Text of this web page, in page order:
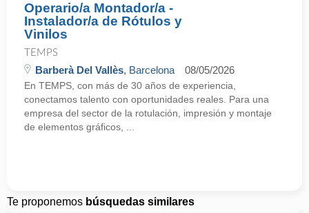
Operario/a Montador/a -
Instalador/a de Rótulos y
Vinilos
TEMPS
Barberà Del Vallès, Barcelona 08/05/2026
En TEMPS, con más de 30 años de experiencia,
conectamos talento con oportunidades reales. Para una
empresa del sector de la rotulación, impresión y montaje
de elementos gráficos, ...
Te proponemos búsquedas similares